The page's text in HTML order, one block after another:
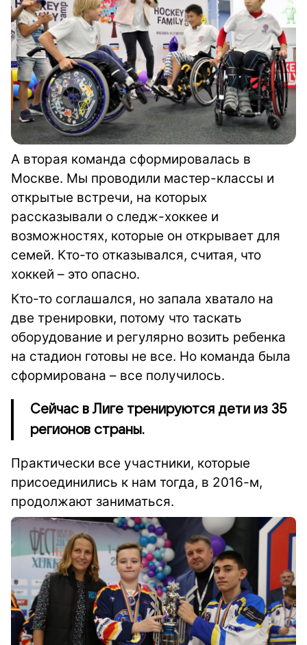
А вторая команда сформировалась в
Москве. Мы проводили мастер-классы и
открытые встречи, на которых
рассказывали о следж-хоккее и
возможностях, которые он открывает для
семей. Кто-то отказывался, считая, что
хоккей – это опасно.
Кто-то соглашался, но запала хватало на
две тренировки, потому что таскать
оборудование и регулярно возить ребенка
на стадион готовы не все. Но команда была
сформирована – все получилось.
Сейчас в Лиге тренируются дети из 35
регионов страны.
Практически все участники, которые
присоединились к нам тогда, в 2016-м,
продолжают заниматься.